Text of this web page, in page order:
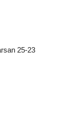
25-23